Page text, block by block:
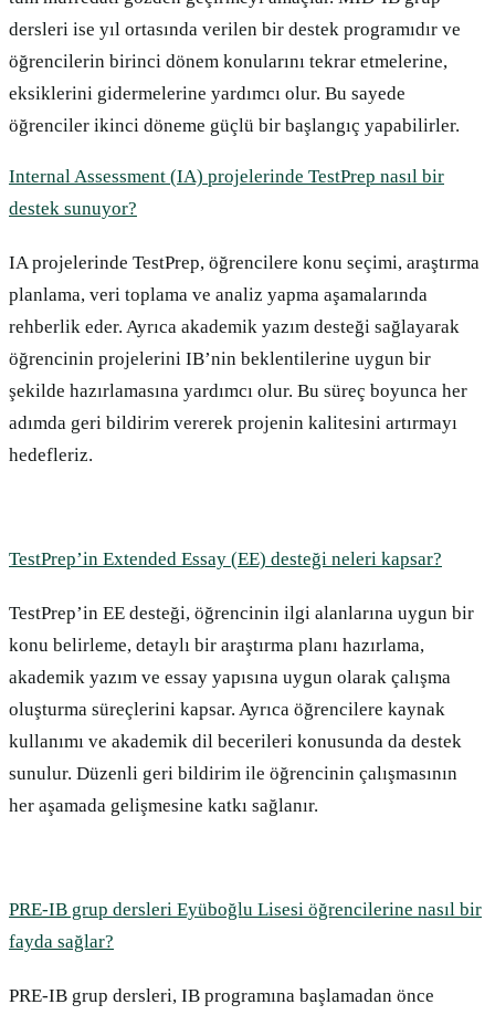
dersleri ise yıl ortasında verilen bir destek programıdır ve
öğrencilerin birinci dönem konularını tekrar etmelerine,
eksiklerini gidermelerine yardımcı olur. Bu sayede
öğrenciler ikinci döneme güçlü bir başlangıç yapabilirler.
Internal Assessment (IA) projelerinde TestPrep nasıl bir
destek sunuyor?
IA projelerinde TestPrep, öğrencilere konu seçimi, araştırma
planlama, veri toplama ve analiz yapma aşamalarında
rehberlik eder. Ayrıca akademik yazım desteği sağlayarak
öğrencinin projelerini IB’nin beklentilerine uygun bir
şekilde hazırlamasına yardımcı olur. Bu süreç boyunca her
adımda geri bildirim vererek projenin kalitesini artırmayı
hedefleriz.
TestPrep’in Extended Essay (EE) desteği neleri kapsar?
TestPrep’in EE desteği, öğrencinin ilgi alanlarına uygun bir
konu belirleme, detaylı bir araştırma planı hazırlama,
akademik yazım ve essay yapısına uygun olarak çalışma
oluşturma süreçlerini kapsar. Ayrıca öğrencilere kaynak
kullanımı ve akademik dil becerileri konusunda da destek
sunulur. Düzenli geri bildirim ile öğrencinin çalışmasının
her aşamada gelişmesine katkı sağlanır.
PRE-IB grup dersleri Eyüboğlu Lisesi öğrencilerine nasıl bir
fayda sağlar?
PRE-IB grup dersleri, IB programına başlamadan önce